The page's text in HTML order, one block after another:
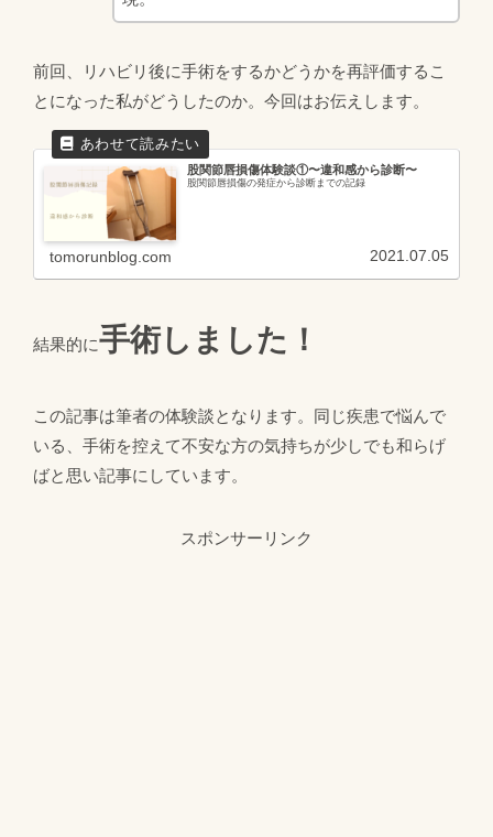
前回、リハビリ後に手術をするかどうかを再評価するこ
とになった私がどうしたのか。今回はお伝えします。
股関節唇損傷体験談①〜違和感から診断〜
股関節唇損傷の発症から診断までの記録
tomorunblog.com 2021.07.05
結果的に手術しました！
この記事は筆者の体験談となります。同じ疾患で悩んで
いる、手術を控えて不安な方の気持ちが少しでも和らげ
ばと思い記事にしています。
スポンサーリンク